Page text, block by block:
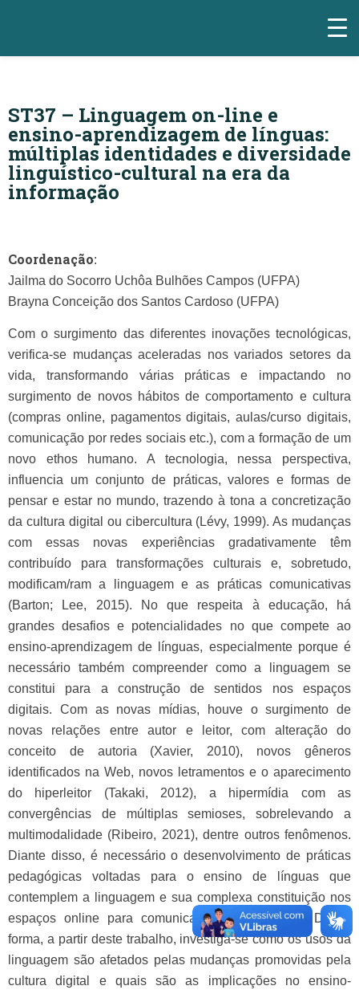
ST37 – Linguagem on-line e
ensino-aprendizagem de línguas:
múltiplas identidades e diversidade
linguístico-cultural na era da
informação
Coordenação:
Jailma do Socorro Uchôa Bulhões Campos (UFPA)
Brayna Conceição dos Santos Cardoso (UFPA)
Com o surgimento das diferentes inovações tecnológicas,
verifica-se mudanças aceleradas nos variados setores da
vida, transformando várias práticas e impactando no
surgimento de novos hábitos de comportamento e cultura
(compras online, pagamentos digitais, aulas/curso digitais,
comunicação por redes sociais etc.), com a formação de um
novo ethos humano. A tecnologia, nessa perspectiva,
influencia um conjunto de práticas, valores e formas de
pensar e estar no mundo, trazendo à tona a concretização
da cultura digital ou cibercultura (Lévy, 1999). As mudanças
com essas novas experiências gradativamente têm
contribuído para transformações culturais e, sobretudo,
modificam/ram a linguagem e as práticas comunicativas
(Barton; Lee, 2015). No que respeita à educação, há
grandes desafios e potencialidades no que compete ao
ensino-aprendizagem de línguas, especialmente porque é
necessário também compreender como a linguagem se
constitui para a construção de sentidos nos espaços
digitais. Com as novas mídias, houve o surgimento de
novas relações entre autor e leitor, com alteração do
conceito de autoria (Xavier, 2010), novos gêneros
identificados na Web, novos letramentos e o aparecimento
do hiperleitor (Takaki, 2012), a hipermídia com as
convergências de múltiplas semioses, sobrelevando a
multimodalidade (Ribeiro, 2021), dentre outros fenômenos.
Diante disso, é necessário o desenvolvimento de práticas
pedagógicas voltadas para o ensino de línguas que
contemplem a linguagem e sua complexa constituição nos
espaços online para comunicação e informação. Dessa
forma, a partir deste trabalho, investiga-se como os usos da
linguagem são afetados pelas mudanças promovidas pela
cultura digital e quais são as implicações no ensino-